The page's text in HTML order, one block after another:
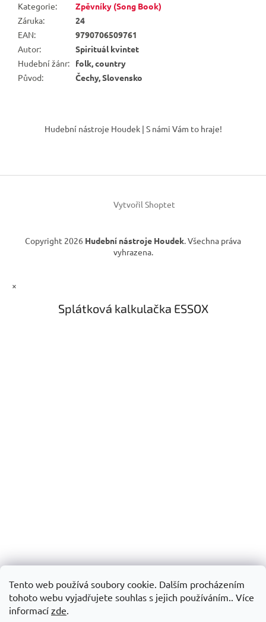
Tento web používá soubory cookie. Dalším procházením
tohoto webu vyjadřujete souhlas s jejich používáním.. Více
informací zde.
Kategorie:
Zpěvníky (Song Book)
Záruka:
24
EAN:
9790706509761
Autor:
Spirituál kvintet
Hudební žánr:
folk, country
Původ: Čechy, Slovensko
í
Hudební nástroje Houdek | S námi Vám to hraje!
Vytvořil Shoptet
Copyright 2026 Hudební nástroje Houdek. Všechna práva
vyhrazena.
×
Splátková kalkulačka ESSOX